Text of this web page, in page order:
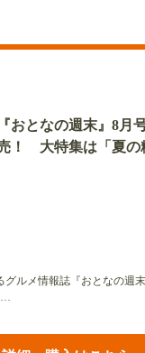
『おとなの週末』8月
！ 大特集は「夏の
ルメ情報誌『おとなの週